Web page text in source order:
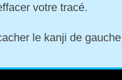
votre tracé.
le kanji de